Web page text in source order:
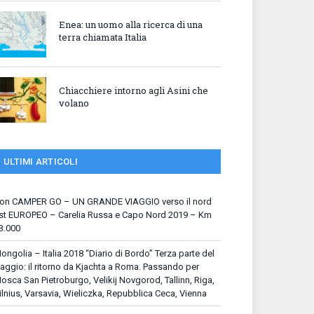
Enea: un uomo alla ricerca di una
terra chiamata Italia
Chiacchiere intorno agli Asini che
volano
ULTIMI ARTICOLI
CAMPER GO – UN GRANDE VIAGGIO verso il nord
EUROPEO – Carelia Russa e Capo Nord 2019 – Km
– Italia 2018 “Diario di Bordo” Terza parte del
il ritorno da Kjachta a Roma. Passando per
San Pietroburgo, Velikij Novgorod, Tallinn, Riga,
Varsavia, Wieliczka, Repubblica Ceca, Vienna